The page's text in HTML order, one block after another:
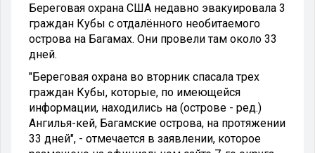
Береговая охрана США недавно эвакуировала 3
граждан Кубы с отдалённого необитаемого
острова на Багамах. Они провели там около 33
дней.
"Береговая охрана во вторник спасала трех
граждан Кубы, которые, по имеющейся
информации, находились на (острове - ред.)
Ангилья-кей, Багамские острова, на протяжении
33 дней", - отмечается в заявлении, которое